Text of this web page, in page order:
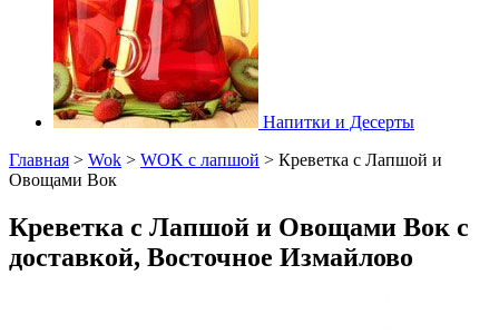
Напитки и Десерты
Главная > Wok > WOK с лапшой > Креветка с Лапшой и
Овощами Вок
Креветка с Лапшой и Овощами Вок с
доставкой, Восточное Измайлово